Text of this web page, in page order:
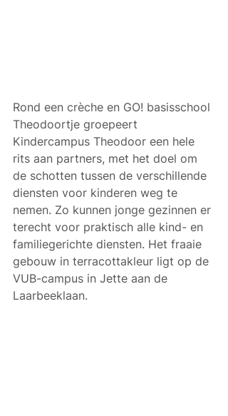
Rond een crèche en GO! basisschool
Theodoortje groepeert
Kindercampus Theodoor een hele
rits aan partners, met het doel om
de schotten tussen de verschillende
diensten voor kinderen weg te
nemen. Zo kunnen jonge gezinnen er
terecht voor praktisch alle kind- en
familiegerichte diensten. Het fraaie
gebouw in terracottakleur ligt op de
VUB-campus in Jette aan de
Laarbeeklaan.